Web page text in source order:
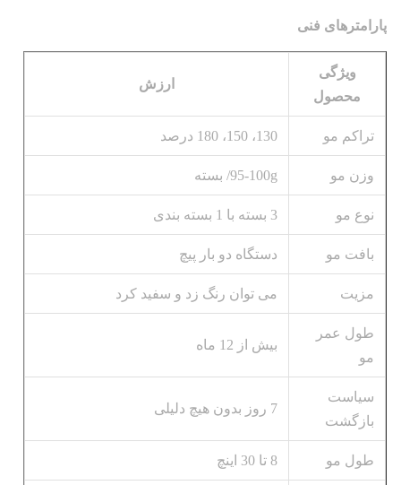
پارامترهای فنی
ویژگی
محصول
ارزش
تراکم مو 130، 150، 180 درصد
وزن مو 95-100g/ بسته
نوع مو 3 بسته با 1 بسته بندی
بافت مو دستگاه دو بار پیچ
مزیت می توان رنگ زد و سفید کرد
طول عمر
مو
بیش از 12 ماه
سیاست
بازگشت
7 روز بدون هیچ دلیلی
طول مو 8 تا 30 اينچ